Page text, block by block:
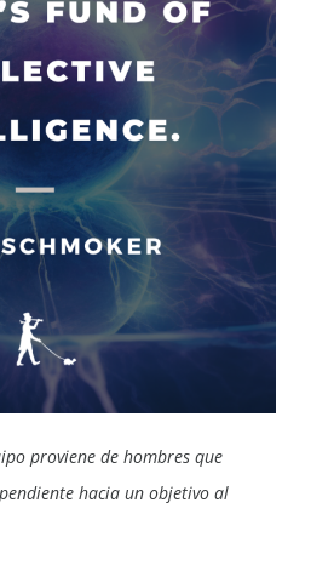
proviene de hombres que
hacia un objetivo al